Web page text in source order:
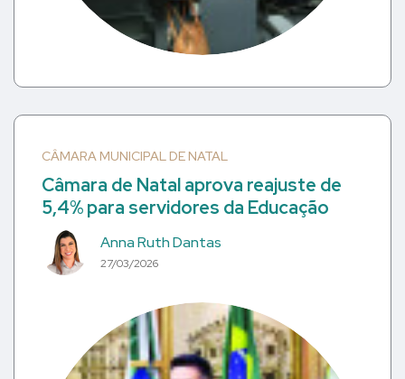
CÂMARA MUNICIPAL DE NATAL
Câmara de Natal aprova reajuste de
5,4% para servidores da Educação
Anna Ruth Dantas
27/03/2026